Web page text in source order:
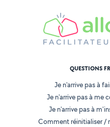
QUESTIONS
Je n'arrive pas à
Je n'arrive pas à me
Je n'arrive pas à
Comment réinitialiser /